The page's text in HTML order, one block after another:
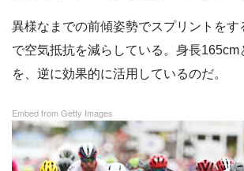
異様なまでの前傾姿勢でスプリントをす
で空気抵抗を減らしている。身長165cm
を、逆に効果的に活用しているのだ。
Embed from Getty Images